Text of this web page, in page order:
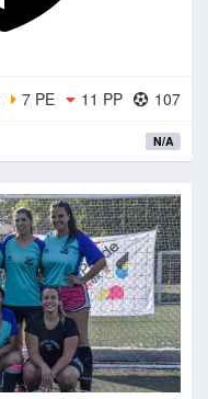
107
11 PP
7 PE
N/A